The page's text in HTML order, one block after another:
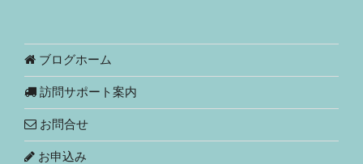
ブログホーム
訪問サポート案内
お問合せ
お申込み